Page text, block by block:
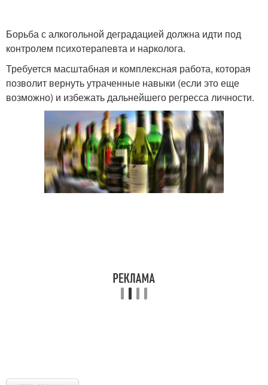
Борьба с алкогольной деградацией должна идти под
контролем психотерапевта и нарколога.
Требуется масштабная и комплексная работа, которая
позволит вернуть утраченные навыки (если это еще
возможно) и избежать дальнейшего регресса личности.